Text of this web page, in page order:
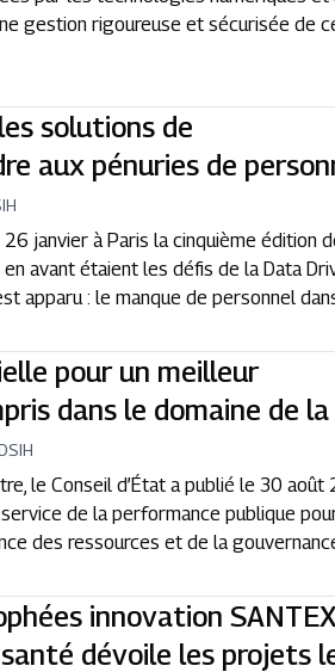
gestion rigoureuse et sécurisée de
solutions de
aux pénuries de
26 janvier à Paris la cinquième édition
avant étaient les défis de la Data
apparu : le manque de personnel
pour un meilleur
dans le domaine de
le Conseil d’État a publié le 30
de la performance publique
des ressources et de la
innovation
dévoile les projets